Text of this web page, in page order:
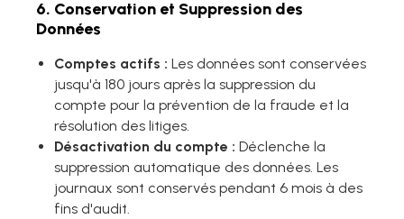
6. Conservation et Suppression des
Données
Comptes actifs : Les données sont conservées
jusqu'à 180 jours après la suppression du
compte pour la prévention de la fraude et la
résolution des litiges.
Désactivation du compte : Déclenche la
suppression automatique des données. Les
journaux sont conservés pendant 6 mois à des
fins d'audit.